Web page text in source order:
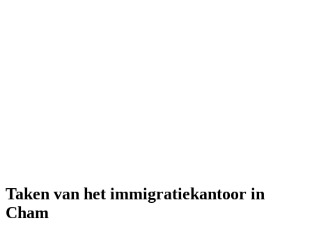
Taken van het immigratiekantoor in
Cham